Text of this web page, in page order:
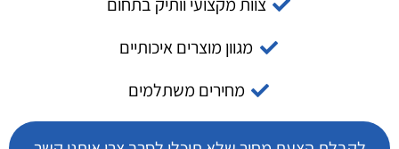
מגוון מוצרים איכותיים
מחירים משתלמים